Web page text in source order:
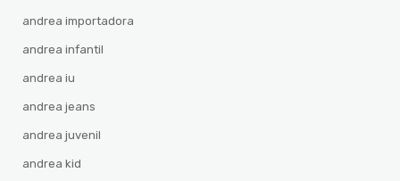
andrea importadora
andrea infantil
andrea iu
andrea jeans
andrea juvenil
andrea kid